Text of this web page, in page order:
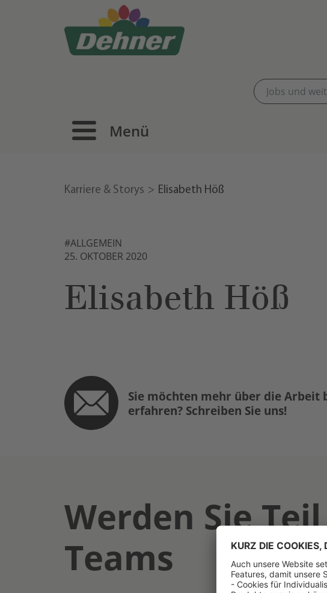
Menü
Karriere & Storys Elisabeth Höß
#ALLGEMEIN
25. OKTOBER 2020
Elisabeth Höß
Sie möchten mehr über die Arbeit
erfahren? Schreiben Sie uns!
Werden Sie
Teams